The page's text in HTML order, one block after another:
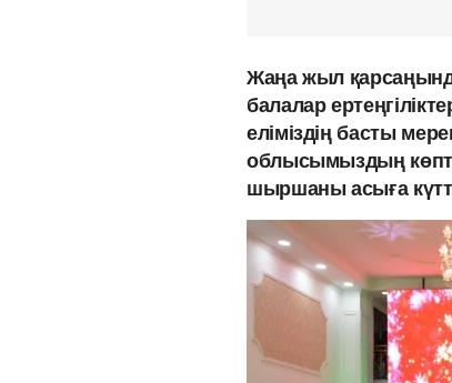
Жаңа жыл
балалар
еліміздің басты
облысымыздың
шыршаны асыға